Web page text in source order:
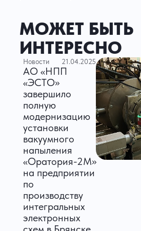
МОЖЕТ БЫТЬ
ИНТЕРЕСНО
Новости 21.04.2025
АО «НПП
«ЭСТО»
завершило
полную
модернизацию
установки
вакуумного
напыления
«Оратория-2М»
на предприятии
по
производству
интегральных
электронных